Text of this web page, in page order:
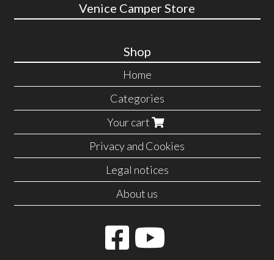
Venice Camper Store
Shop
Home
Categories
Your cart
Privacy and Cookies
Legal notices
About us